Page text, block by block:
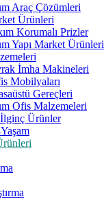
Araç Çözümleri
Ürünleri
Korumalı Prizler
Yapı Market Ürünleri
İmha Makineleri
Mobilyaları
Gereçleri
Ofis Malzemeleri
Ürünler